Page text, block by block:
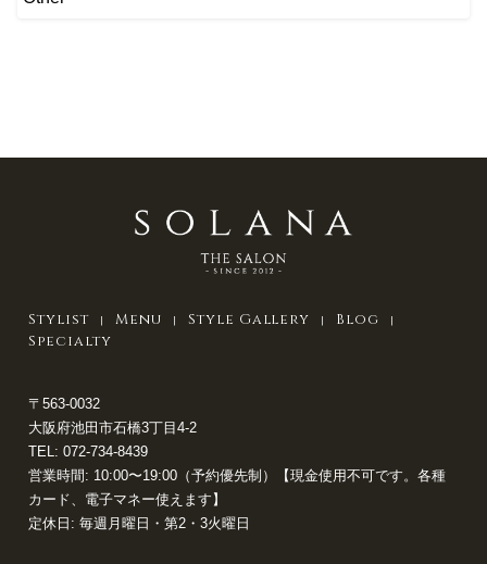
Stylist Menu Style Gallery
Blog
Specialty
〒563-0032
大阪府池田市石橋3丁目4-2
TEL: 072-734-8439
営業時間: 10:00〜19:00（予約優先制）【現金使用不可です。各種
カード、電子マネー使えます】
定休日: 毎週月曜日・第2・3火曜日